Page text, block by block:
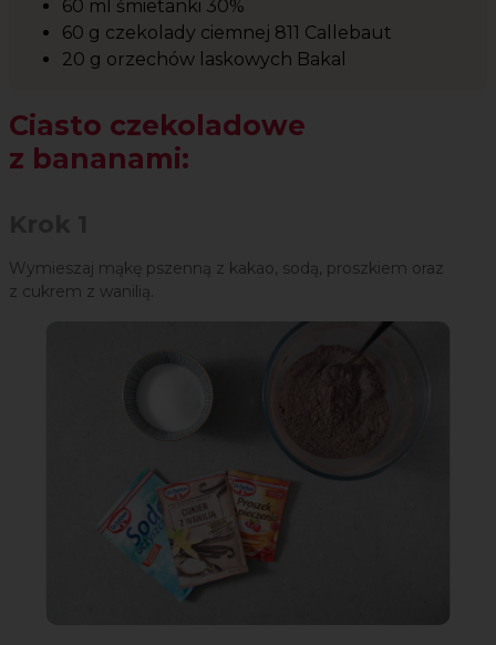
60 ml śmietanki 30%
60 g czekolady ciemnej 811 Callebaut
20 g orzechów laskowych Bakal
Ciasto czekoladowe
z bananami:
Wymieszaj mąkę pszenną z kakao, sodą, proszkiem oraz
z cukrem z wanilią.